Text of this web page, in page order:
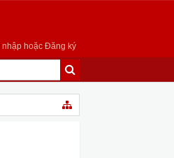
hoặc Đăng ký